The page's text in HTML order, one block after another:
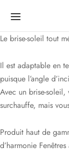
Le brise-soleil tout
Il est adaptable en
puisque l’angle
Avec un brise-soleil,
surchauffe, mais
Produit haut de
d’harmonie
Fenêtres
FENÊTRES
PROJETNOUS
Gratuit
PVC Promo
Aluminium
d’entrées
blindées
DE GARAGE
de garages
de garages
coulissants
battants
d’extérieur
d’intérieur
Battants
Roulants